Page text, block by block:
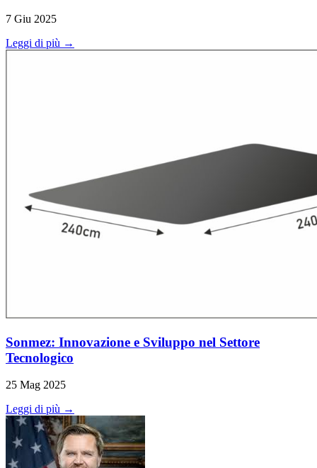
7 Giu 2025
Leggi di più →
Sonmez: Innovazione e Sviluppo nel Settore
Tecnologico
25 Mag 2025
Leggi di più →